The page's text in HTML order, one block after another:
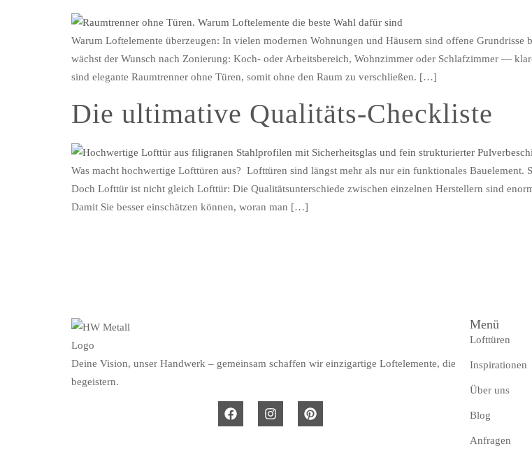
Warum Loftelemente überzeugen: In vielen modernen Wohnungen und Häusern sind offene
wächst der Wunsch nach Zonierung: Koch- oder Arbeitsbereich, Wohnzimmer oder Schlafzimmer —
sind elegante Raumtrenner ohne Türen, somit ohne den Raum zu verschließen. […]
Die ultimative Qualitäts-Checkliste
Was macht hochwertige Lofttüren aus? Lofttüren sind längst mehr als nur ein funktionales Bauelement.
Doch Lofttür ist nicht gleich Lofttür: Die Qualitätsunterschiede zwischen einzelnen Herstellern sind
Damit Sie besser einschätzen können, woran man […]
Deine Vision, unser Handwerk – gemeinsam schaffen wir einzigartige Loftelemente, die
begeistern.
Menü
Lofttüren
Inspirationen
Über uns
Blog
Anfragen